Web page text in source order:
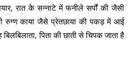
रात के सन्नाटे में फनीले सर्पों की जैसी
रुग्ण काया जैसे प्रेतछाया की पकड़ में आई
पिता की छाती से चिपक जाता है